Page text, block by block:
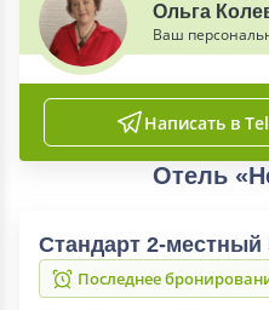
Ольга
Ваш
Написать в
Отель
Стандарт 2-местный
Последнее